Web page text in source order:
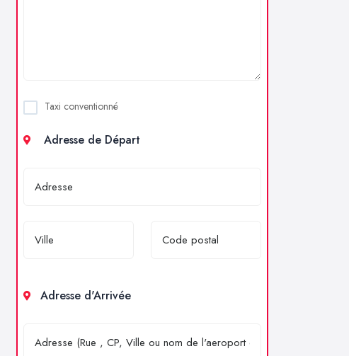
Taxi conventionné
Adresse de Départ
Adresse d'Arrivée